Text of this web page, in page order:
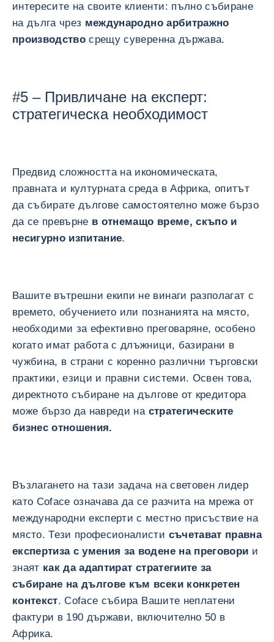
интересите на своите клиенти: пълно събиране
на дълга чрез международно арбитражно
производство срещу суверенна държава.
#5 – Привличане на експерт:
стратегическа необходимост
Предвид сложността на икономическата,
правната и културната среда в Африка, опитът
да събирате дългове самостоятелно може бързо
да се превърне в отнемащо време, скъпо и
несигурно изпитание.
Вашите вътрешни екипи не винаги разполагат с
времето, обучението или познанията на място,
необходими за ефективно преговаряне, особено
когато имат работа с длъжници, базирани в
чужбина, в страни с коренно различни търговски
практики, езици и правни системи. Освен това,
директното събиране на дългове от кредитора
може бързо да навреди на стратегическите
бизнес отношения.
Възлагането на тази задача на световен лидер
като Coface означава да се разчита на мрежа от
международни експерти с местно присъствие на
място. Тези професионалисти съчетават правна
експертиза с умения за водене на преговори и
знаят как да адаптират стратегиите за
събиране на дългове към всеки конкретен
контекст. Coface събира Вашите неплатени
фактури в 190 държави, включително 50 в
Африка.